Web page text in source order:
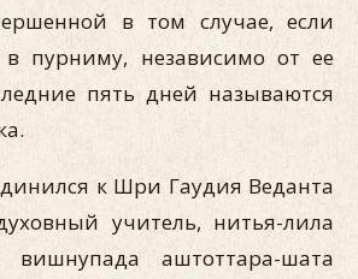
в том случае, если
в пурниму, независимо от ее
пять дней называются
к Шри Гаудия Веданта
учитель, нитья-лила
аштоттара-шата